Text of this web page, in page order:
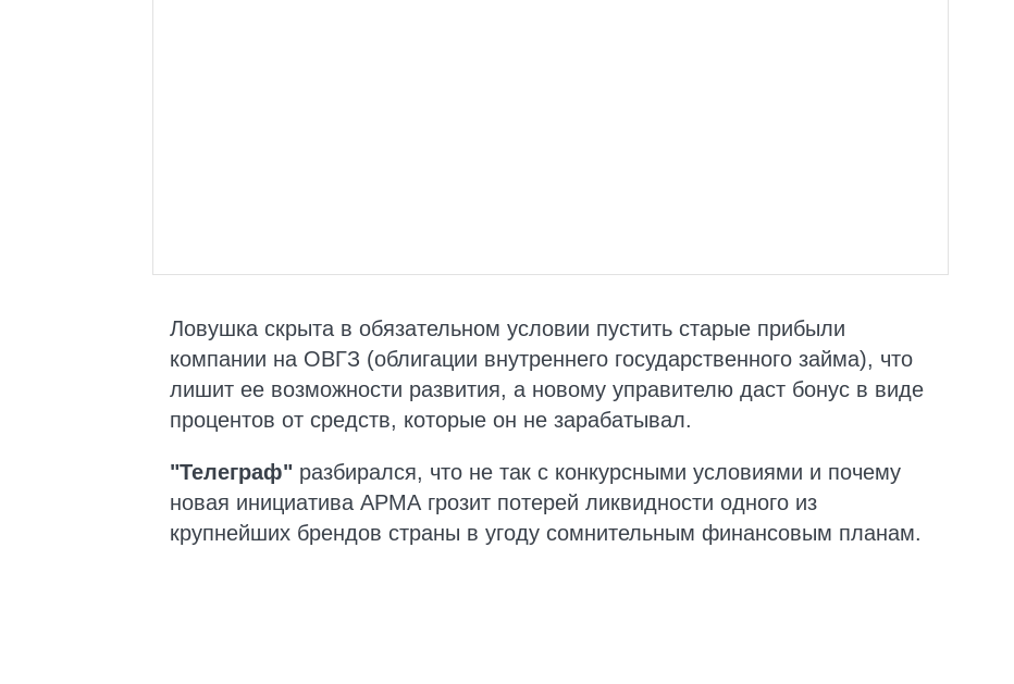
Ловушка скрыта в обязательном условии пустить старые прибыли
компании на ОВГЗ (облигации внутреннего государственного займа), что
лишит ее возможности развития, а новому управителю даст бонус в виде
процентов от средств, которые он не зарабатывал.
"Телеграф" разбирался, что не так с конкурсными условиями и почему
новая инициатива АРМА грозит потерей ликвидности одного из
крупнейших брендов страны в угоду сомнительным финансовым планам.